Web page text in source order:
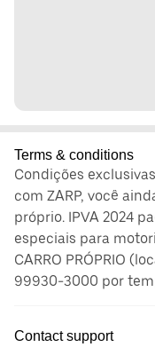
Terms & conditions
Condições
com ZARP, você
próprio. IPVA 2024
especiais para
CARRO PRÓPRIO
99930-3000 por
Contact support